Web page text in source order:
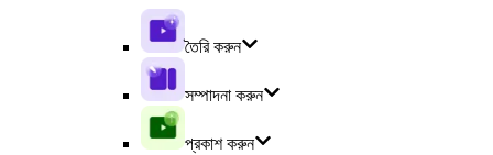
তৈরি করুন
সম্পাদনা করুন
প্রকাশ করুন